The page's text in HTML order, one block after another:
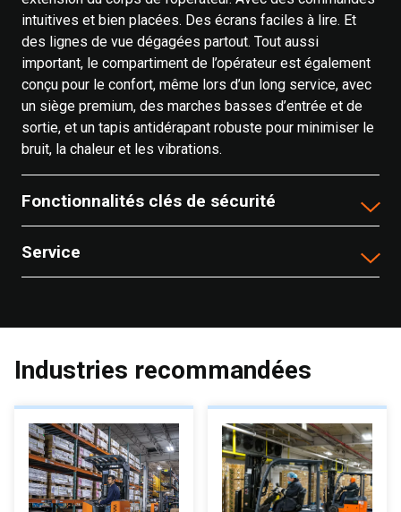
intuitives et bien placées. Des écrans faciles à lire. Et
des lignes de vue dégagées partout. Tout aussi
important, le compartiment de l’opérateur est également
conçu pour le confort, même lors d’un long service, avec
un siège premium, des marches basses d’entrée et de
sortie, et un tapis antidérapant robuste pour minimiser le
bruit, la chaleur et les vibrations.
Fonctionnalités clés de sécurité
Service
Industries recommandées